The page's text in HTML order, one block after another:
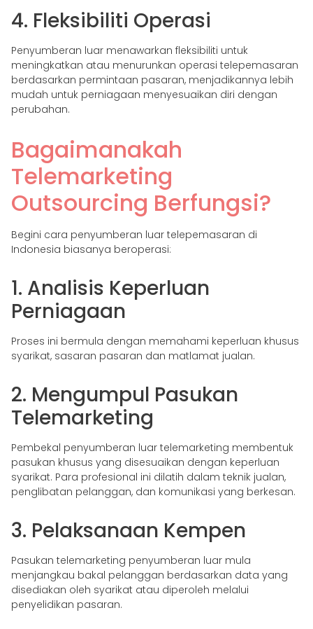
4. Fleksibiliti Operasi
Penyumberan luar menawarkan fleksibiliti untuk
meningkatkan atau menurunkan operasi telepemasaran
berdasarkan permintaan pasaran, menjadikannya lebih
mudah untuk perniagaan menyesuaikan diri dengan
perubahan.
Bagaimanakah
Telemarketing
Outsourcing Berfungsi?
Begini cara penyumberan luar telepemasaran di
Indonesia biasanya beroperasi:
1. Analisis Keperluan
Perniagaan
Proses ini bermula dengan memahami keperluan khusus
syarikat, sasaran pasaran dan matlamat jualan.
2. Mengumpul Pasukan
Telemarketing
Pembekal penyumberan luar telemarketing membentuk
pasukan khusus yang disesuaikan dengan keperluan
syarikat. Para profesional ini dilatih dalam teknik jualan,
penglibatan pelanggan, dan komunikasi yang berkesan.
3. Pelaksanaan Kempen
Pasukan telemarketing penyumberan luar mula
menjangkau bakal pelanggan berdasarkan data yang
disediakan oleh syarikat atau diperoleh melalui
penyelidikan pasaran.